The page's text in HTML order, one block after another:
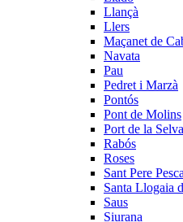
Llançà
Llers
Maçanet de
Navata
Pau
Pedret i Marzà
Pontós
Pont de Molins
Port de la Selva
Rabós
Roses
Sant Pere
Santa Llogaia
Saus
Siurana